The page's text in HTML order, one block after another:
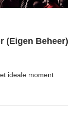
(Eigen Beheer)
ideale moment